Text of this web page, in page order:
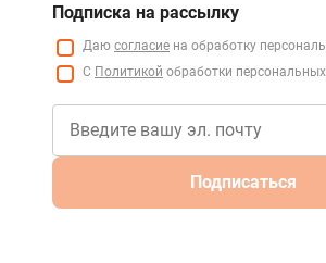
Подписка на рассылку
Даю согласие на обработку
С Политикой обработки
Подписаться